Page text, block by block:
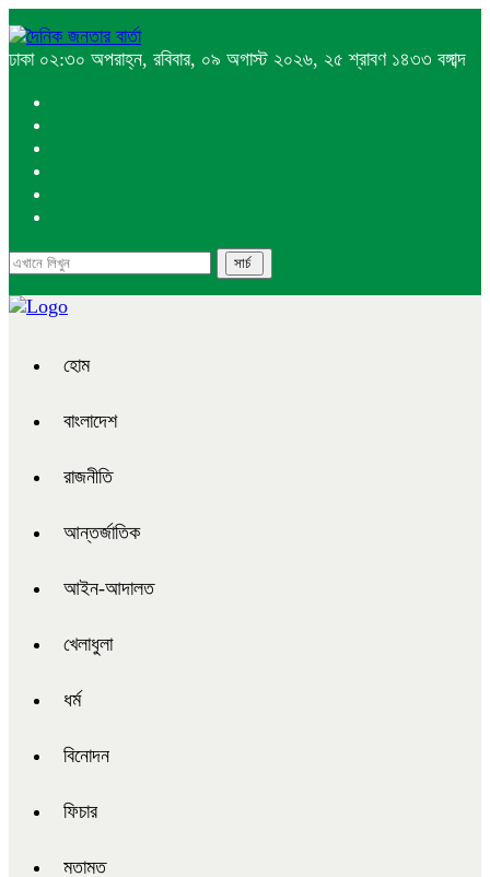
ঢাকা ০২:৩০ অপরাহ্ন, রবিবার, ০৯ অগাস্ট ২০২৬, ২৫ শ্রাবণ ১৪৩৩ বঙ্গাব্দ
হোম
বাংলাদেশ
রাজনীতি
আন্তর্জাতিক
আইন-আদালত
খেলাধুলা
ধর্ম
বিনোদন
ফিচার
মতামত